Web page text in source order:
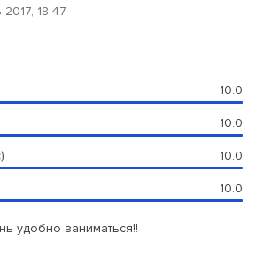
18:47
10.0
10.0
10.0
10.0
удобно заниматься!!